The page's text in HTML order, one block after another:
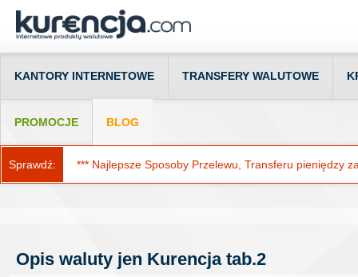
KANTORY INTERNETOWE TRANSFERY WALUTOWE
PROMOCJE BLOG
Sprawdź: *** Najlepsze Sposoby Przelewu, Transferu pieniędzy
Opis waluty jen Kurencja tab.2